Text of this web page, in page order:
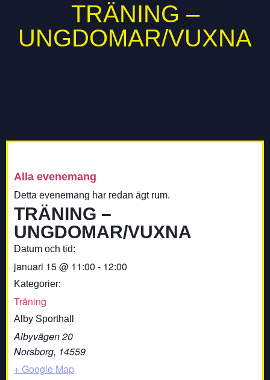
TRÄNING –
UNGDOMAR/VUXNA
Alla evenemang
Detta evenemang har redan ägt rum.
TRÄNING –
UNGDOMAR/VUXNA
Datum och tid:
januari 15@ 11:00 - 12:00
Kategorier:
Träning
Alby Sporthall
Albyvägen 20
Norsborg, 14559
+ Google Map